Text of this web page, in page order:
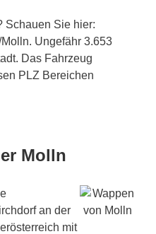
Schauen Sie hier:
Ungefähr 3.653
Das Fahrzeug
PLZ Bereichen
Molln
an der
mit